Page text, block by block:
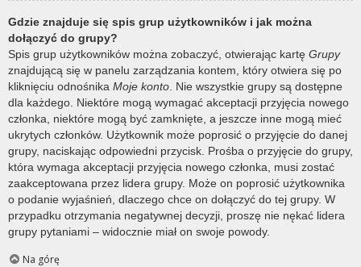
Gdzie znajduje się spis grup użytkowników i jak można
dołączyć do grupy?
Spis grup użytkowników można zobaczyć, otwierając kartę Grupy
znajdującą się w panelu zarządzania kontem, który otwiera się po
kliknięciu odnośnika Moje konto . Nie wszystkie grupy są dostępne
dla każdego. Niektóre mogą wymagać akceptacji przyjęcia nowego
członka, niektóre mogą być zamknięte, a jeszcze inne mogą mieć
ukrytych członków. Użytkownik może poprosić o przyjęcie do danej
grupy, naciskając odpowiedni przycisk. Prośba o przyjęcie do grupy,
która wymaga akceptacji przyjęcia nowego członka, musi zostać
zaakceptowana przez lidera grupy. Może on poprosić użytkownika
o podanie wyjaśnień, dlaczego chce on dołączyć do tej grupy. W
przypadku otrzymania negatywnej decyzji, proszę nie nękać lidera
grupy pytaniami – widocznie miał on swoje powody.
Na górę